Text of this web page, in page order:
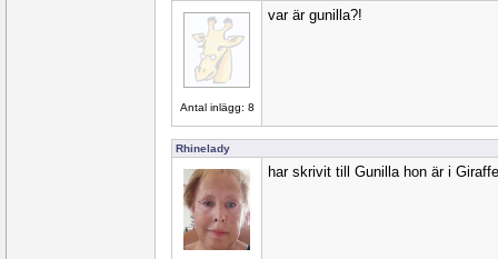
Antal inlägg: 8
var är gunilla?!
Rhinelady
har skrivit till Gunilla hon är i